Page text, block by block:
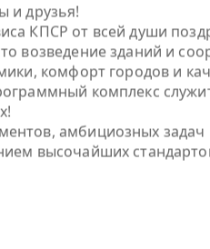
и друзья!
КПСР от всей души
возведение зданий и
комфорт городов и
комплекс
амбициозных задач
высочайших